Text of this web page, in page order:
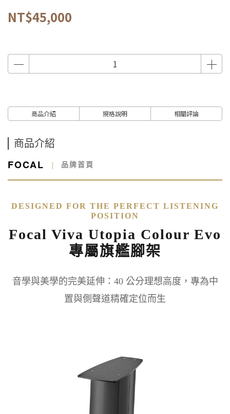
NT$45,000
商品介紹 規格說明 相關評論
商品介紹
FOCAL | 品牌首頁
DESIGNED FOR THE PERFECT LISTENING
POSITION
Focal Viva Utopia Colour Evo
專屬旗艦腳架
音學與美學的完美延伸：40 公分理想高度，專為中
置與側聲道精確定位而生